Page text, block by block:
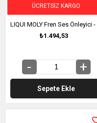
₺1.494,53
Sepete Ekle
ÜCRETSIZ KARGO